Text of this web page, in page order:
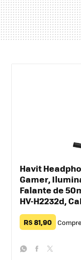
Havit
Gamer,
Falante de
HV-H2232d,
R$ 81,90